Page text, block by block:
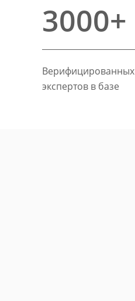
3000+
Верифицированных
экспертов в базе